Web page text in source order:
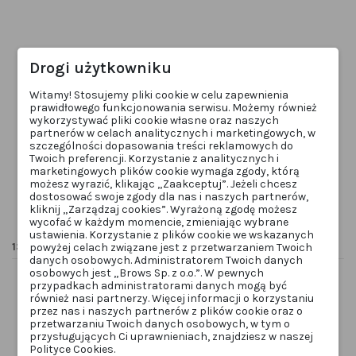
BRWI
Elastyczna linijka
LINIJKAEL
10,00 zł
Dodaj do
koszyka
PMU
Aleksandra Kopowska Kredka
do brwi - BLACK
AK-KBLACK
25,00 zł
Dodaj do
koszyka
13 innych produktów w tej samej kategorii:
Wyprzedaż!
-25%
Drogi użytkowniku
Witamy! Stosujemy pliki cookie w celu zapewnienia
prawidłowego funkcjonowania serwisu. Możemy również
wykorzystywać pliki cookie własne oraz naszych
partnerów w celach analitycznych i marketingowych, w
szczególności dopasowania treści reklamowych do
Twoich preferencji. Korzystanie z analitycznych i
marketingowych plików cookie wymaga zgody, którą
możesz wyrazić, klikając „Zaakceptuj”. Jeżeli chcesz
dostosować swoje zgody dla nas i naszych partnerów,
kliknij „Zarządzaj cookies”. Wyrażoną zgodę możesz
wycofać w każdym momencie, zmieniając wybrane
ustawienia. Korzystanie z plików cookie we wskazanych
powyżej celach związane jest z przetwarzaniem Twoich
danych osobowych. Administratorem Twoich danych
osobowych jest „Brows Sp. z o.o.”. W pewnych
przypadkach administratorami danych mogą być
również nasi partnerzy. Więcej informacji o korzystaniu
przez nas i naszych partnerów z plików cookie oraz o
przetwarzaniu Twoich danych osobowych, w tym o
przysługujących Ci uprawnieniach, znajdziesz w naszej
Polityce Cookies.